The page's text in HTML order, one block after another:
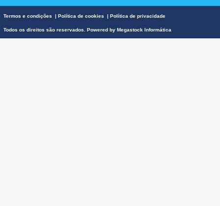
Termos e condições Política de cookies Política de privacidade
Todos os direitos são reservados. Powered by Megastock Informática